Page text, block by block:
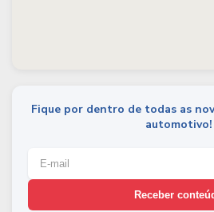
Fique por dentro de todas as
automotivo!
Receber